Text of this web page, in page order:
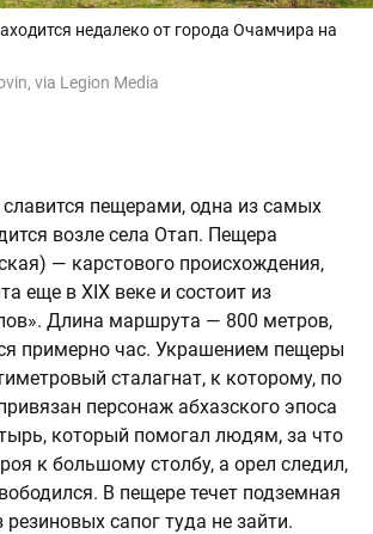
недалеко от города Очамчира на
via Legion Media
славится пещерами, одна из самых
возле села Отап. Пещера
— карстового происхождения,
еще в XIX веке и состоит из
Длина маршрута — 800 метров,
примерно час. Украшением пещеры
сталагнат, к которому, по
персонаж абхазского эпоса
который помогал людям, за что
к большому столбу, а орел следил,
В пещере течет подземная
резиновых сапог туда не зайти.